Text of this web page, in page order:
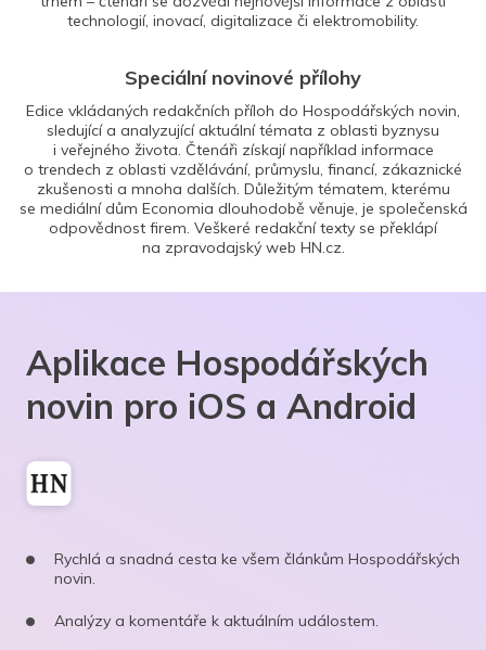
technologií, inovací, digitalizace či elektromobility.
Speciální novinové přílohy
Edice vkládaných redakčních příloh do Hospodářských novin,
sledující a analyzující aktuální témata z oblasti byznysu
i veřejného života. Čtenáři získají například informace
o trendech z oblasti vzdělávání, průmyslu, financí, zákaznické
zkušenosti a mnoha dalších. Důležitým tématem, kterému
se mediální dům Economia dlouhodobě věnuje, je společenská
odpovědnost firem. Veškeré redakční texty se překlápí
na zpravodajský web HN.cz.
Aplikace Hospodářských
novin pro iOS a Android
Rychlá a snadná cesta ke všem článkům Hospodářských
novin.
Analýzy a komentáře k aktuálním událostem.